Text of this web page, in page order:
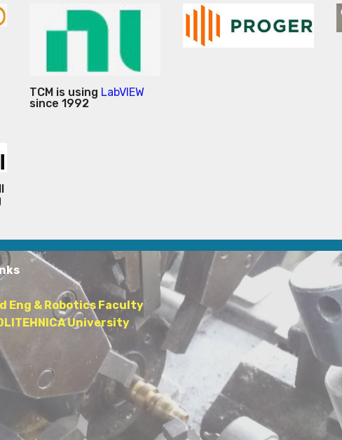
TCM is using LabVIEW
since 1992
Eng & Robotics Faculty
University